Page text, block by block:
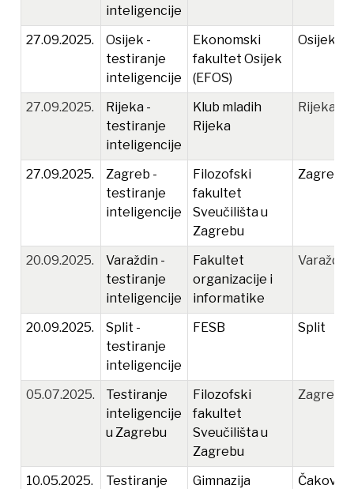
inteligencije
27.09.2025.
Osijek -
testiranje
inteligencije
Ekonomski
fakultet Osijek
(EFOS)
Osijek
27.09.2025.
Rijeka -
testiranje
inteligencije
Klub mladih
Rijeka
Rijeka
27.09.2025.
Zagreb -
testiranje
inteligencije
Filozofski
fakultet
Sveučilišta u
Zagrebu
Zagreb
20.09.2025.
Varaždin -
testiranje
inteligencije
Fakultet
organizacije i
informatike
Varaždin
20.09.2025.
Split -
testiranje
inteligencije
FESB Split
05.07.2025.
Testiranje
inteligencije
u Zagrebu
Filozofski
fakultet
Sveučilišta u
Zagrebu
Zagreb
10.05.2025. Testiranje Gimnazija Čakovec